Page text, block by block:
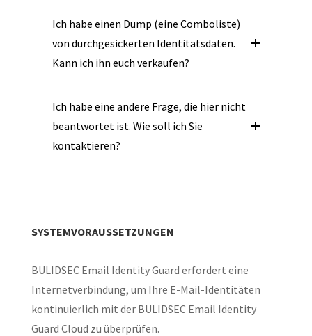
Ich habe einen Dump (eine Comboliste)
von durchgesickerten Identitätsdaten.
Kann ich ihn euch verkaufen?
Ich habe eine andere Frage, die hier nicht
beantwortet ist. Wie soll ich Sie
kontaktieren?
SYSTEMVORAUSSETZUNGEN
BULIDSEC Email Identity Guard erfordert eine
Internetverbindung, um Ihre E-Mail-Identitäten
kontinuierlich mit der BULIDSEC Email Identity
Guard Cloud zu überprüfen.